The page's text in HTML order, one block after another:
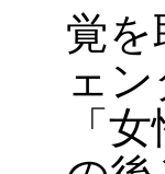
覚を
ェ
「